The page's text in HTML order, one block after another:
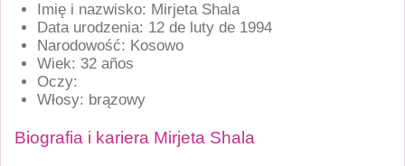
Imię i nazwisko: Mirjeta Shala
Data urodzenia: 12 de luty de 1994
Narodowość: Kosowo
Wiek: 32 años
Oczy:
Włosy: brązowy
Biografia i kariera Mirjeta Shala